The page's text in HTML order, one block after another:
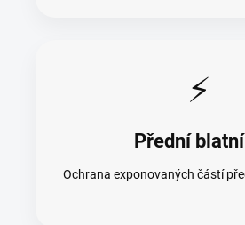
⚡
Přední
Ochrana exponovaných částí